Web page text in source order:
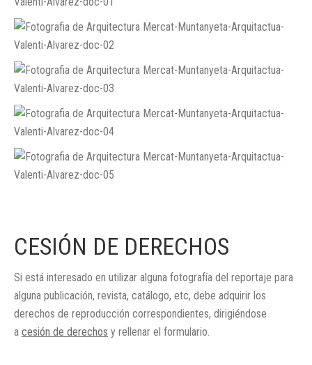
CESIÓN DE DERECHOS
Si está interesado en utilizar alguna fotografía del reportaje para
alguna publicación, revista, catálogo, etc, debe adquirir los
derechos de reproducción correspondientes, dirigiéndose
a cesión de derechos y rellenar el formulario.